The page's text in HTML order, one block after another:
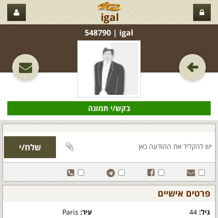
igal
igal‏ | 548790
בקש/י תמונה
פרטים אישיים
גיל: עיר:Paris